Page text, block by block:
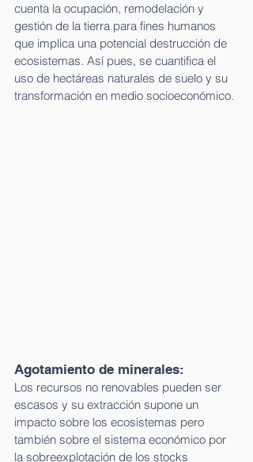
cuenta la ocupación, remodelación y
gestión de la tierra para fines humanos
que implica una potencial destrucción de
ecosistemas. Así pues, se cuantifica el
uso de hectáreas naturales de suelo y su
transformación en medio socioeconómico.
Agotamiento de minerales:
Los recursos no renovables pueden ser
escasos y su extracción supone un
impacto sobre los ecosistemas pero
también sobre el sistema económico por
la sobreexplotación de los stocks